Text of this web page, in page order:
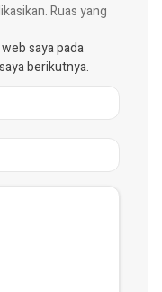
Ruas yang
saya pada
berikutnya.